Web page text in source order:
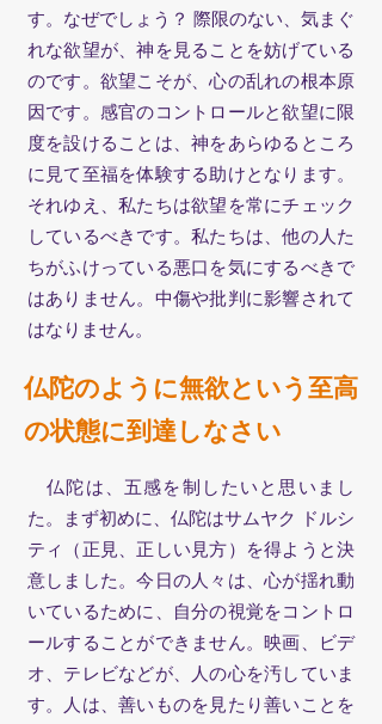
す。なぜでしょう？ 際限のない、気まぐ
れな欲望が、神を見ることを妨げている
のです。欲望こそが、心の乱れの根本原
因です。感官のコントロールと欲望に限
度を設けることは、神をあらゆるところ
に見て至福を体験する助けとなります。
それゆえ、私たちは欲望を常にチェック
しているべきです。私たちは、他の人た
ちがふけっている悪口を気にするべきで
はありません。中傷や批判に影響されて
はなりません。
仏陀のように無欲という至高
の状態に到達しなさい
仏陀は、五感を制したいと思いまし
た。まず初めに、仏陀はサムヤク ドルシ
ティ（正見、正しい見方）を得ようと決
意しました。今日の人々は、心が揺れ動
いているために、自分の視覚をコントロ
ールすることができません。映画、ビデ
オ、テレビなどが、人の心を汚していま
す。人は、善いものを見たり善いことを